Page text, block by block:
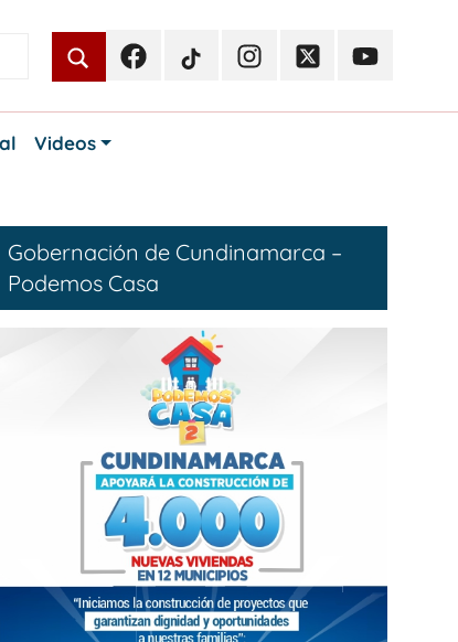
FacebookTikTokInstagramTwitterYoutube
Videos
Gobernación de Cundinamarca –
Podemos Casa